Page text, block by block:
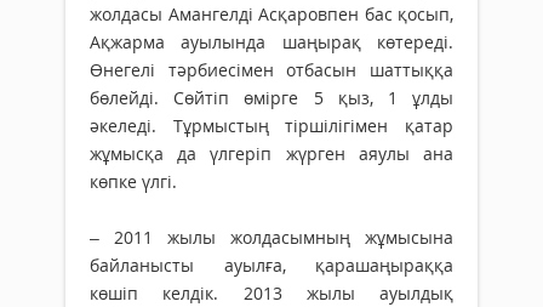
жолдасы Амангелді Асқаровпен бас қосып,
Ақжарма ауы­лында шаңырақ көтереді.
Өнегелі тәрбиесімен отбасын шаттыққа
бөлейді. Сөйтіп өмірге 5 қыз, 1 ұлды
әкеледі. Тұрмыстың тіршілігімен қатар
жұмысқа да үлгеріп жүрген аяулы ана
көпке үлгі.
– 2011 жылы жолдасымның жұмысына
байланысты ауылға, қа­ра­шаңыраққа
көшіп келдік. 2013 жылы ауылдық